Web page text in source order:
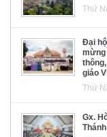
Thứ
Đại
mừng
giáo
Thứ
Gx.